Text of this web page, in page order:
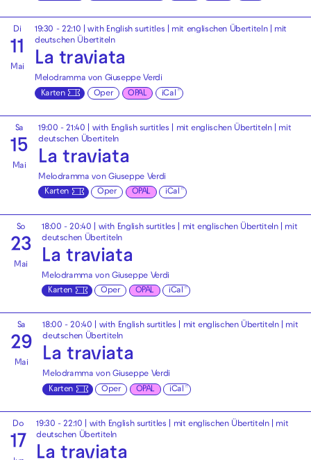
Di
11
Mai
19:30 - 22:10 |with English surtitles | mit englischen Übertiteln| mit
deutschen Übertiteln
La traviata
Melodramma von Giuseppe Verdi
Karten
Oper OPAL iCal
Sa
15
Mai
19:00 - 21:40 with English surtitles | mit englischen Übertiteln| mit
deutschen Übertiteln
La traviata
Melodramma von Giuseppe Verdi
Karten
Oper OPAL iCal
So
23
Mai
18:00 - 20:40 with English surtitles | mit englischen Übertiteln| mit
deutschen Übertiteln
La traviata
Melodramma von Giuseppe Verdi
Karten
Oper OPAL iCal
Sa
29
Mai
18:00 - 20:40 with English surtitles | mit englischen Übertiteln| mit
deutschen Übertiteln
La traviata
Melodramma von Giuseppe Verdi
Karten
Oper OPAL iCal
Do
17
19:30 - 22:10 with English surtitles | mit englischen Übertiteln| mit
deutschen Übertiteln
La traviata